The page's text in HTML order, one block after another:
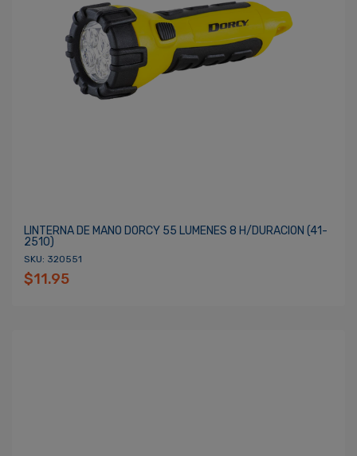
LINTERNA DE MANO DORCY 55 LUMENES 8 H/DURACION (41-
2510)
SKU: 320551
$11.95